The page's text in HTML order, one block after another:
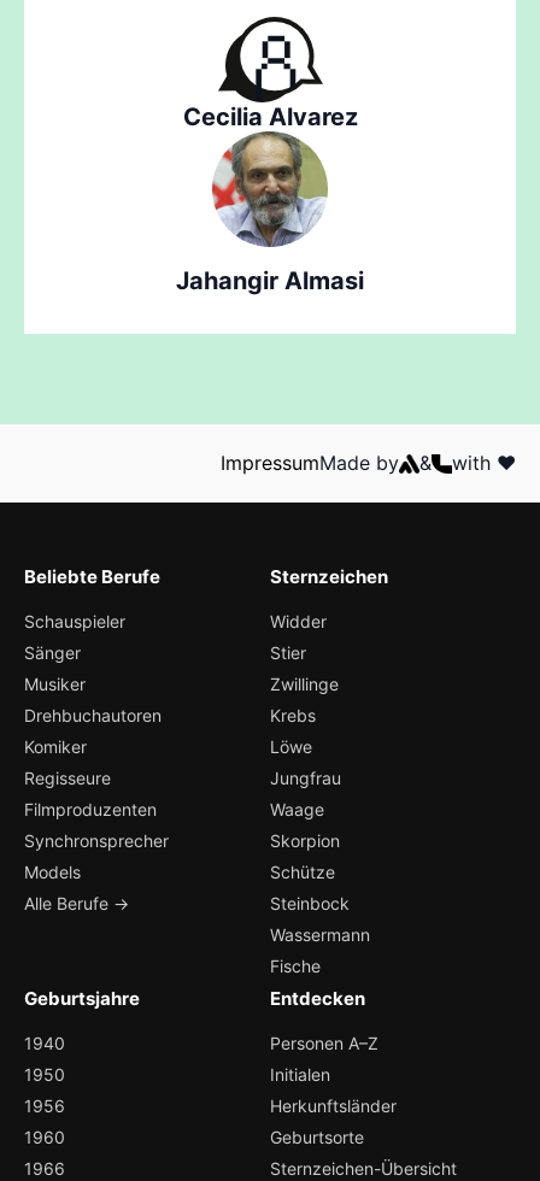
Cecilia Alvarez
Jahangir Almasi
ImpressumMade by & with ❤️
Beliebte Berufe
Schauspieler
Sänger
Musiker
Drehbuchautoren
Komiker
Regisseure
Filmproduzenten
Synchronsprecher
Models
Alle Berufe →
Sternzeichen
Widder
Stier
Zwillinge
Krebs
Löwe
Jungfrau
Waage
Skorpion
Schütze
Steinbock
Wassermann
Fische
Geburtsjahre
1940
1950
1956
1960
1966
Entdecken
Personen A–Z
Initialen
Herkunftsländer
Geburtsorte
Sternzeichen-Übersicht